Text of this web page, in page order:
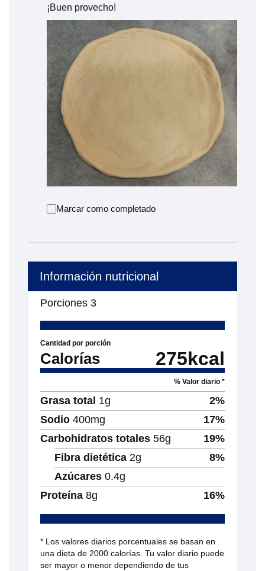
¡Buen provecho!
Marcar como completado
Información nutricional
Porciones 3
Cantidad por porción
Calorías 275kcal
% Valor diario *
Grasa total 1g 2%
Sodio 400mg 17%
Carbohidratos totales 56g 19%
Fibra dietética 2g 8%
Azúcares 0.4g
Proteína 8g 16%
* Los valores diarios porcentuales se basan en
una dieta de 2000 calorías. Tu valor diario puede
ser mayor o menor dependiendo de tus